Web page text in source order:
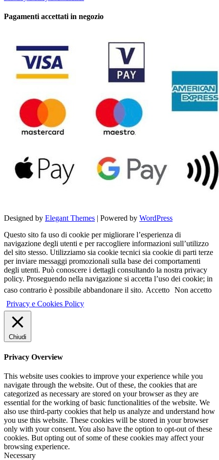
Pagamenti accettati in negozio
Designed by Elegant Themes | Powered by WordPress
Questo sito fa uso di cookie per migliorare l’esperienza di
navigazione degli utenti e per raccogliere informazioni sull’utilizzo
del sito stesso. Utilizziamo sia cookie tecnici sia cookie di parti terze
per inviare messaggi promozionali sulla base dei comportamenti
degli utenti. Può conoscere i dettagli consultando la nostra privacy
policy. Proseguendo nella navigazione si accetta l’uso dei cookie; in
caso contrario è possibile abbandonare il sito. Accetto Non accetto
Privacy e Cookies Policy
Chiudi
Privacy Overview
This website uses cookies to improve your experience while you
navigate through the website. Out of these, the cookies that are
categorized as necessary are stored on your browser as they are
essential for the working of basic functionalities of the website. We
also use third-party cookies that help us analyze and understand how
you use this website. These cookies will be stored in your browser
only with your consent. You also have the option to opt-out of these
cookies. But opting out of some of these cookies may affect your
browsing experience.
Necessary